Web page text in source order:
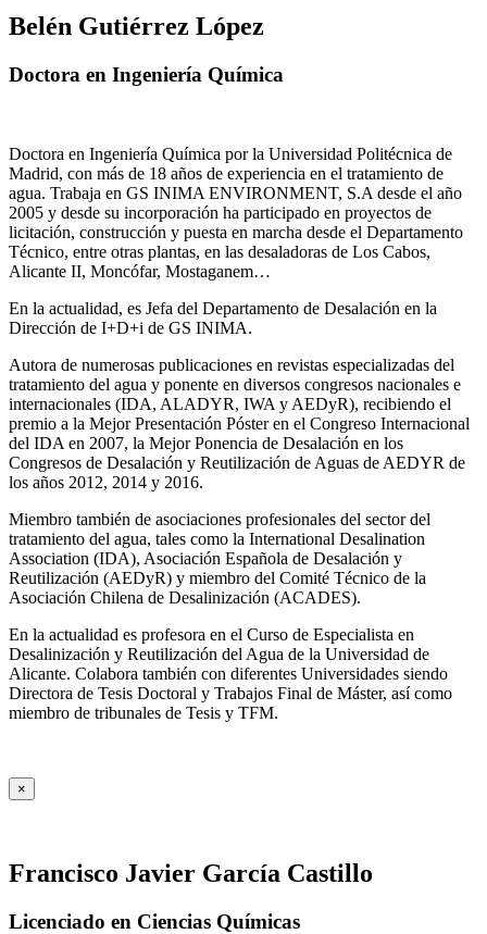
Belén Gutiérrez López
Doctora en Ingeniería Química
Doctora en Ingeniería Química por la Universidad Politécnica de
Madrid, con más de 18 años de experiencia en el tratamiento de
agua. Trabaja en GS INIMA ENVIRONMENT, S.A desde el año
2005 y desde su incorporación ha participado en proyectos de
licitación, construcción y puesta en marcha desde el Departamento
Técnico, entre otras plantas, en las desaladoras de Los Cabos,
Alicante II, Moncófar, Mostaganem…
En la actualidad, es Jefa del Departamento de Desalación en la
Dirección de I+D+i de GS INIMA.
Autora de numerosas publicaciones en revistas especializadas del
tratamiento del agua y ponente en diversos congresos nacionales e
internacionales (IDA, ALADYR, IWA y AEDyR), recibiendo el
premio a la Mejor Presentación Póster en el Congreso Internacional
del IDA en 2007, la Mejor Ponencia de Desalación en los
Congresos de Desalación y Reutilización de Aguas de AEDYR de
los años 2012, 2014 y 2016.
Miembro también de asociaciones profesionales del sector del
tratamiento del agua, tales como la International Desalination
Association (IDA), Asociación Española de Desalación y
Reutilización (AEDyR) y miembro del Comité Técnico de la
Asociación Chilena de Desalinización (ACADES).
En la actualidad es profesora en el Curso de Especialista en
Desalinización y Reutilización del Agua de la Universidad de
Alicante. Colabora también con diferentes Universidades siendo
Directora de Tesis Doctoral y Trabajos Final de Máster, así como
miembro de tribunales de Tesis y TFM.
×
Francisco Javier García Castillo
Licenciado en Ciencias Químicas